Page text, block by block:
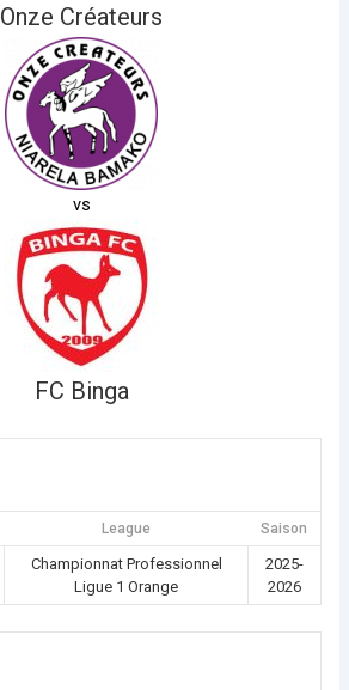
Onze Créateurs
vs
FC Binga
League Saison
Championnat Professionnel
Ligue 1 Orange
2025-
2026